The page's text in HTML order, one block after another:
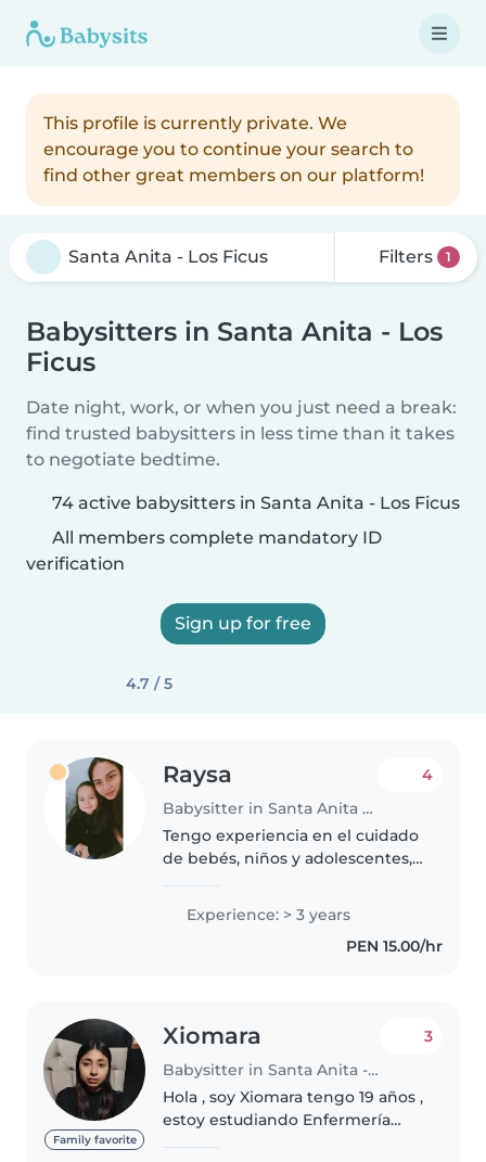
This profile is currently private. We
encourage you to continue your search to
find other great members on our platform!
Filters 1
Babysitters in Santa Anita - Los
Ficus
Date night, work, or when you just need a break:
find trusted babysitters in less time than it takes
to negotiate bedtime.
74 active babysitters in Santa Anita - Los Ficus
All members complete mandatory ID
verification
Sign up for free
4.7 / 5
Raysa
Babysitter in Santa Anita - Los Ficus
4
Tengo experiencia en el cuidado
de bebés, niños y adolescentes,
desafiante de la adolescencia.
Actualmente soy estudiante de
Enfermería y también cuento
Experience: > 3 years
PEN 15.00/hr
Family favorite
Xiomara
Babysitter in Santa Anita - Los Ficus
3
Hola , soy Xiomara tengo 19 años ,
estoy estudiando Enfermería